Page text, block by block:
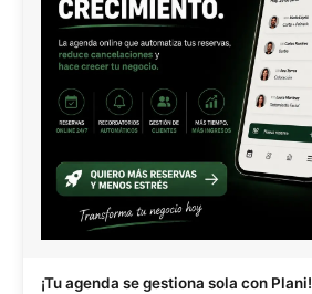
¡Tu agenda se gestiona sola con Plani!